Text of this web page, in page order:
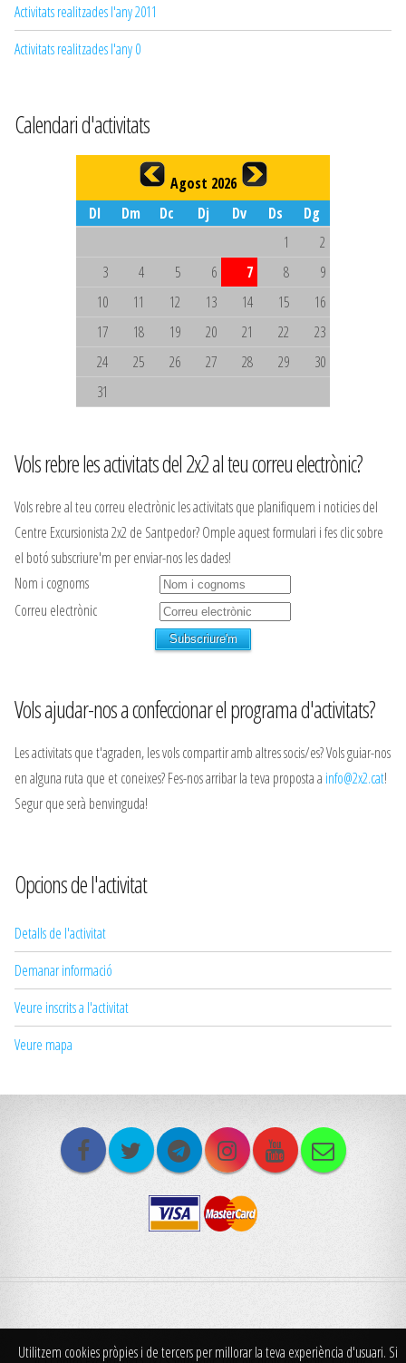
Utilitzem cookies pròpies i de tercers per millorar la teva experiència d'usuari. Si
Activitats realitzades l'any 2011
Activitats realitzades l'any 0
Calendari d'activitats
Agost 2026
Dl
Dm Dc Dj Dv Ds
Dg
1
2
3
4 5 6 7 8
9
10
11 12 13 14 15
16
17
18 19 20 21 22
23
24
25 26 27 28 29
30
31
Vols rebre les activitats del 2x2 al teu correu electrònic?
Vols rebre al teu correu electrònic les activitats que planifiquem i noticies del
Centre Excursionista 2x2 de Santpedor? Omple aquest formulari i fes clic sobre
el botó subscriure'm per enviar-nos les dades!
Nom i cognoms
Correu electrònic
Vols ajudar-nos a confeccionar el programa d'activitats?
Les activitats que t'agraden, les vols compartir amb altres socis/es? Vols guiar-nos
en alguna ruta que et coneixes? Fes-nos arribar la teva proposta a info@2x2.cat!
Segur que serà benvinguda!
Opcions de l'activitat
Detalls de l'activitat
Demanar informació
Veure inscrits a l'activitat
Veure mapa